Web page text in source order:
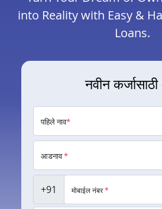
into Reality with Easy &
Loans.
नवीन
पहिले नाव*
आडनाव*
+91 मोबाईल नंबर*